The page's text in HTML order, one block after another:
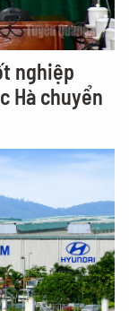
nghiệp
Hà chuyển